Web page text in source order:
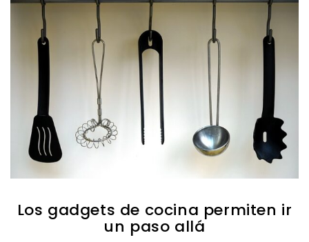
Los gadgets de cocina permiten ir
un paso allá